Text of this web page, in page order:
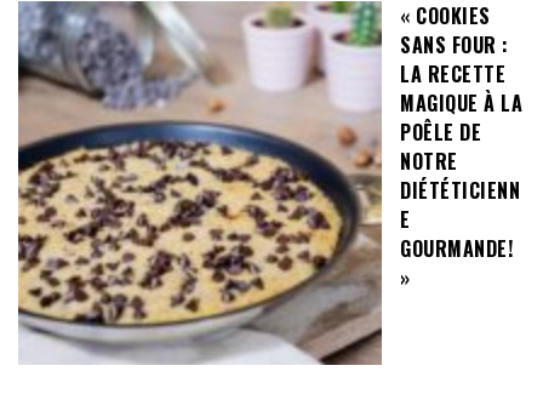
« COOKIES
SANS FOUR :
LA RECETTE
MAGIQUE À LA
POÊLE DE
NOTRE
DIÉTÉTICIENN
E
GOURMANDE!
»